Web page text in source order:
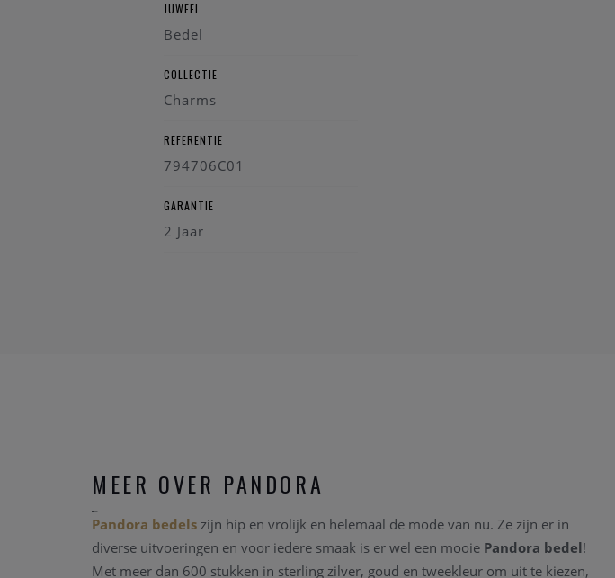
JUWEEL
Bedel
COLLECTIE
Charms
REFERENTIE
794706C01
GARANTIE
2 Jaar
MEER OVER PANDORA
Pandora bedels zijn hip en vrolijk en helemaal de mode van nu. Ze zijn er in
diverse uitvoeringen en voor iedere smaak is er wel een mooie Pandora bedel!
Met meer dan 600 stukken in sterling zilver, goud en tweekleur om uit te kiezen,